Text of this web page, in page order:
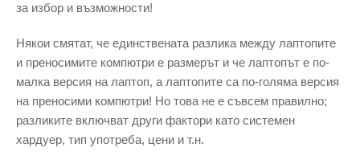
за избор и възможности!
Някои смятат, че единствената разлика между лаптопите
и преносимите компютри е размерът и че лаптопът е по-
малка версия на лаптоп, а лаптопите са по-голяма версия
на преносими компютри! Но това не е съвсем правилно;
разликите включват други фактори като системен
хардуер, тип употреба, цени и т.н.